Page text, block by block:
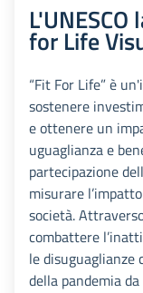
for Life
“Fit For Life” è
sostenere
e ottenere un
uguaglianza e
partecipazione
misurare
società.
combattere
le disuguaglianze
della pandemia